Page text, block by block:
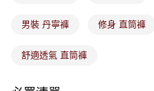
男裝 丹寧褲 修身 直筒褲
舒適透氣 直筒褲